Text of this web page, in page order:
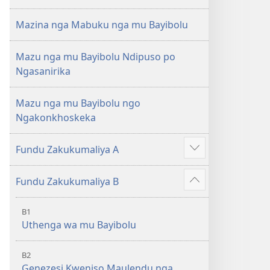
Mazina nga Mabuku nga mu Bayibolu
Mazu nga mu Bayibolu Ndipuso po
Ngasanirika
Mazu nga mu Bayibolu ngo
Ngakonkhoskeka
Fundu Zakukumaliya A
Longoni
vinyaki
Fundu Zakukumaliya B
Longoni
vinyaki
B1
Uthenga wa mu Bayibolu
B2